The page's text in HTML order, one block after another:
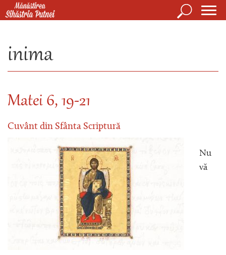
Mergi la conţinutul principal
Căutare
inima
Matei 6, 19-21
Cuvânt din Sfânta Scriptură
Nu
vă